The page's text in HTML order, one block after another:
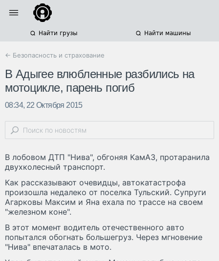
Найти грузы Найти машины
← Безопасность и страхование
В Адыгее влюбленные разбились на
мотоцикле, парень погиб
08:34, 22 Октября 2015
В лобовом ДТП "Нива", обгоняя КамАЗ, протаранила
двухколесный транспорт.
Как рассказывают очевидцы, автокатастрофа
произошла недалеко от поселка Тульский. Супруги
Агарковы Максим и Яна ехала по трассе на своем
"железном коне".
В этот момент водитель отечественного авто
попытался обогнать большегруз. Через мгновение
"Нива" впечаталась в мото.